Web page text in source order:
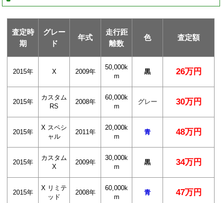
査定時
期
グレー
ド
年式
走行距
離数
色 査定額
2015年 X 2009年
50,000k
m
黒 26万円
2015年
カスタム
RS
2008年
60,000k
m
グレー 30万円
2015年
X スペシ
ャル
2011年
20,000k
m
青 48万円
2015年
カスタム
X
2009年
30,000k
m
黒 34万円
2015年
X リミテ
ッド
2008年
60,000k
m
青 47万円